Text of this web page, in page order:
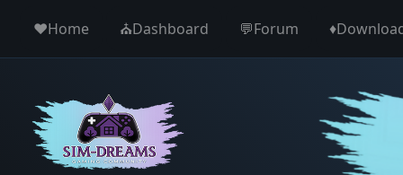
♥️Home ⛪️Dashboard 💬Forum